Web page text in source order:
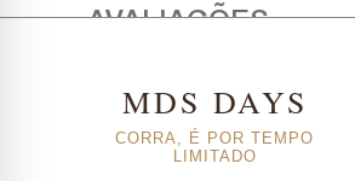
MDS DAYS
CORRA, É POR TEMPO
LIMITADO